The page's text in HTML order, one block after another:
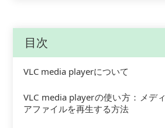
目次
VLC media playerについて
VLC media playerの使い方：メディ
アファイルを再生する方法